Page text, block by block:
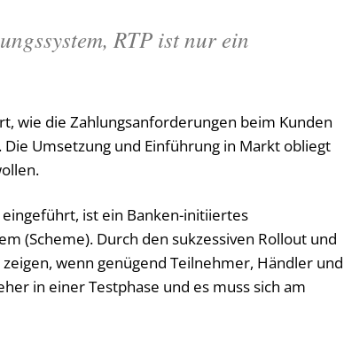
RTP ist nur ein
wie die Zahlungsanforderungen beim Kunden
Umsetzung und Einführung in Markt obliegt
eingeführt, ist ein Banken-initiiertes
(Scheme). Durch den sukzessiven Rollout und
wenn genügend Teilnehmer, Händler und
in einer Testphase und es muss sich am